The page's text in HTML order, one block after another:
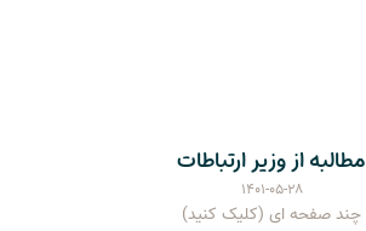
مطالبه از وزیر ارتباطات
۱۴۰۱-۰۵-۲۸
چند صفحه ای (کلیک کنید)